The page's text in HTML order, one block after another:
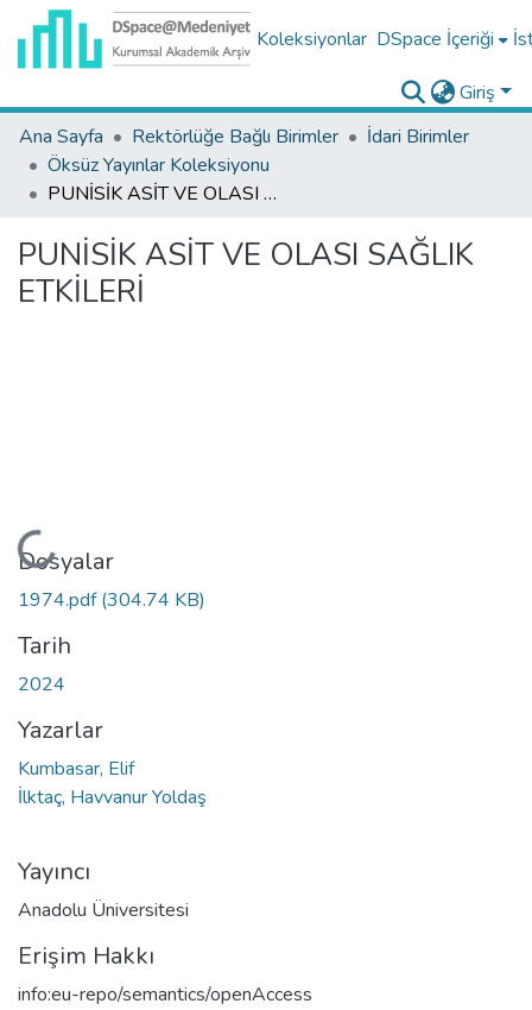
Koleksiyonlar DSpace İçeriği
Giriş
Ana Sayfa
Rektörlüğe Bağlı Birimler
İdari Birimler
Öksüz Yayınlar Koleksiyonu
PUNİSİK ASİT VE OLASI SAĞLIK ETKİLERİ
PUNİSİK ASİT VE OLASI SAĞLIK
ETKİLERİ
Yükleniyor...
Dosyalar
1974.pdf(304.74 KB)
Tarih
2024
Yazarlar
Kumbasar, Elif
İlktaç, Havvanur Yoldaş
Yayıncı
Anadolu Üniversitesi
Erişim Hakkı
info:eu-repo/semantics/openAccess